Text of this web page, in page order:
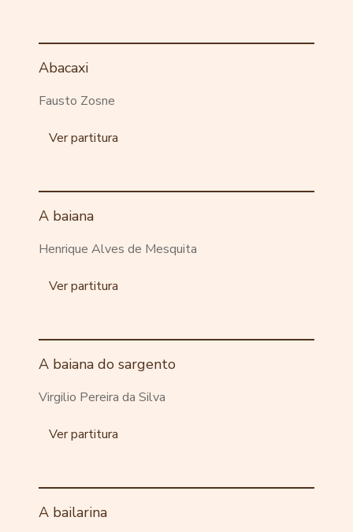
Abacaxi
Fausto Zosne
Ver partitura
A baiana
Henrique Alves de Mesquita
Ver partitura
A baiana do sargento
Virgilio Pereira da Silva
Ver partitura
A bailarina